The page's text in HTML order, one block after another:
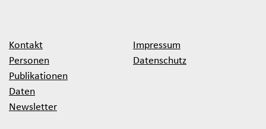
Kontakt
Personen
Publikationen
Daten
Newsletter
Impressum
Datenschutz